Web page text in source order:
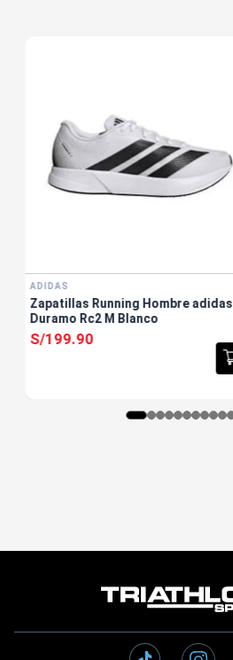
ADIDAS
Zapatillas Running Hombre adidas
Duramo Rc2 M Blanco
S/199.90